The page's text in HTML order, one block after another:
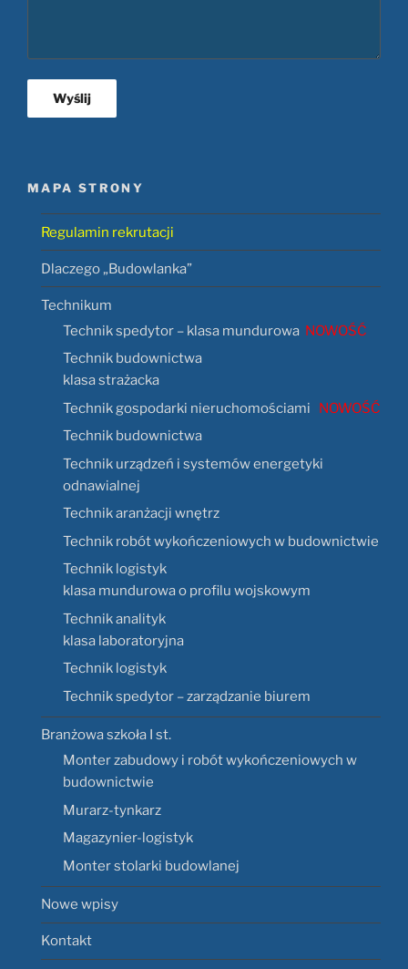
MAPA STRONY
Regulamin rekrutacji
Dlaczego „Budowlanka”
Technikum
Technik spedytor – klasa mundurowa NOWOŚĆ
Technik budownictwa
klasa strażacka
Technik gospodarki nieruchomościami
NOWOŚĆ
Technik budownictwa
Technik urządzeń i systemów energetyki
odnawialnej
Technik aranżacji wnętrz
Technik robót wykończeniowych w budownictwie
Technik logistyk
klasa mundurowa o profilu wojskowym
Technik analityk
klasa laboratoryjna
Technik logistyk
Technik spedytor – zarządzanie biurem
Branżowa szkoła I st.
Monter zabudowy i robót wykończeniowych w
budownictwie
Murarz-tynkarz
Magazynier-logistyk
Monter stolarki budowlanej
Nowe wpisy
Kontakt